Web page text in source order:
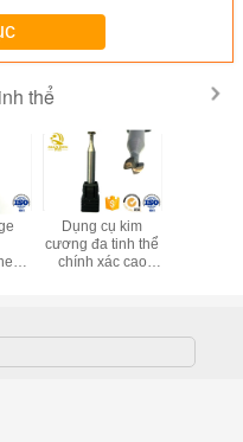
thể
Dụng cụ kim
cương đa tinh thể
chính xác cao